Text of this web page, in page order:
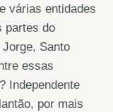
várias entidades
partes do
Santo
essas
Independente
por mais